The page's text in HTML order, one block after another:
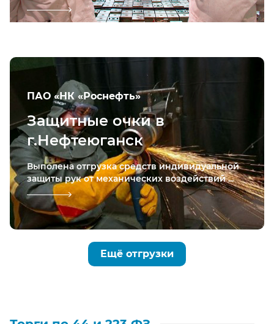
ПАО «НК «Роснефть»
Защитные очки в
г.Нефтеюганск
Выполена отгрузка средств индивидуальной
защиты рук от механических воздействий ...
Ещё отгрузки